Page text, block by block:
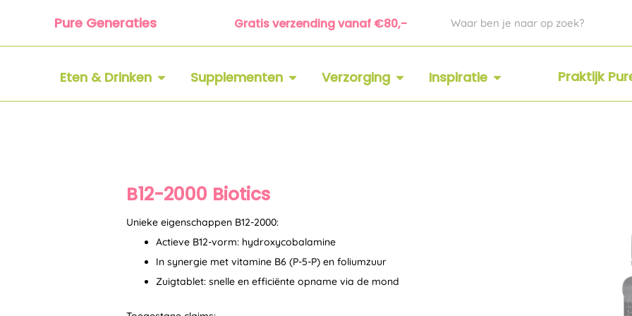
de
Pure Generaties Gratis verzending vanaf €80,- Zoeken
Eten & Drinken OPEN ETEN & DRINKEN
Supplementen OPEN SUPPLEMENTEN
Verzorging OPEN VERZORGING
Inspiratie OPEN INSPIRATIEPraktijk
B12-2000 Biotics
Unieke eigenschappen B12-2000:
Actieve B12-vorm: hydroxycobalamine
In synergie met vitamine B6 (P-5-P) en foliumzuur
Zuigtablet: snelle en efficiënte opname via de mond